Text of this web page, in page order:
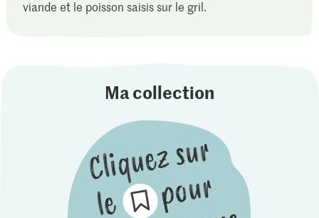
viande et le poisson saisis sur le gril.
Ma collection